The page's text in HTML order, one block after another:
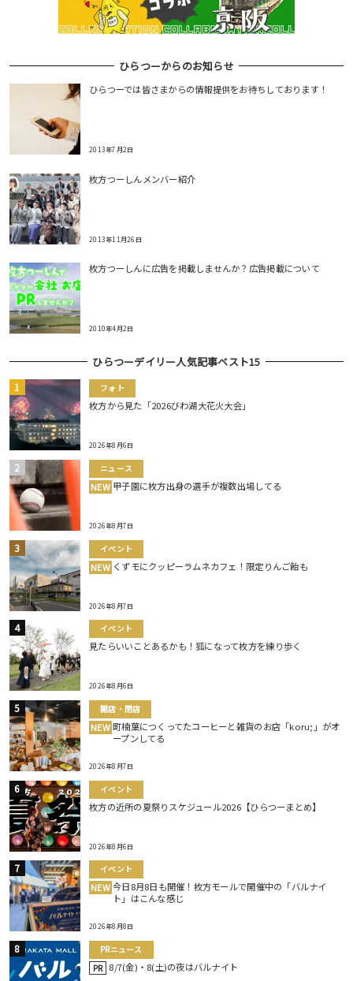
ひらつーからのお知らせ
ひらつーでは皆さまからの情報提供をお待ちしております！
2013年7月2日
枚方つーしんメンバー紹介
2013年11月26日
枚方つーしんに広告を掲載しませんか？広告掲載について
2010年4月2日
ひらつーデイリー人気記事ベスト15
フォト
枚方から見た「2026びわ湖大花火大会」
2026年8月6日
ニュース
NEW 甲子園に枚方出身の選手が複数出場してる
2026年8月7日
イベント
NEW くずモにクッピーラムネカフェ！限定りんご飴も
2026年8月7日
イベント
見たらいいことあるかも！狐になって枚方を練り歩く
2026年8月6日
開店・閉店
NEW 町楠葉につくってたコーヒーと雑貨のお店「koru;」がオ
ープンしてる
2026年8月7日
イベント
枚方の近所の夏祭りスケジュール2026【ひらつーまとめ】
2026年8月6日
イベント
NEW 今日8月8日も開催！枚方モールで開催中の「バルナイ
ト」はこんな感じ
2026年8月8日
PRニュース
PR 8/7(金)・8(土)の夜はバルナイト